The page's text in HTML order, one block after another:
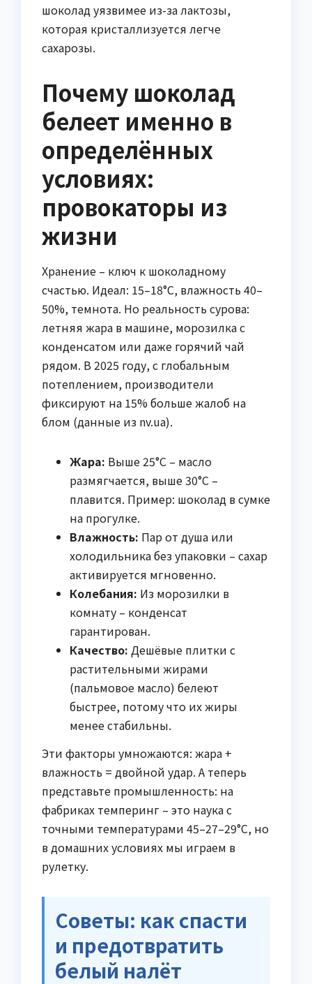
шоколад уязвимее из-за лактозы,
которая кристаллизуется легче
сахарозы.
Почему шоколад
белеет именно в
определённых
условиях:
провокаторы из
жизни
Хранение – ключ к шоколадному
счастью. Идеал: 15–18°C, влажность 40–
50%, темнота. Но реальность сурова:
летняя жара в машине, морозилка с
конденсатом или даже горячий чай
рядом. В 2025 году, с глобальным
потеплением, производители
фиксируют на 15% больше жалоб на
блом (данные из nv.ua).
Жара: Выше 25°C – масло
размягчается, выше 30°C –
плавится. Пример: шоколад в сумке
на прогулке.
Влажность: Пар от душа или
холодильника без упаковки – сахар
активируется мгновенно.
Колебания: Из морозилки в
комнату – конденсат
гарантирован.
Качество: Дешёвые плитки с
растительными жирами
(пальмовое масло) белеют
быстрее, потому что их жиры
менее стабильны.
Эти факторы умножаются: жара +
влажность = двойной удар. А теперь
представьте промышленность: на
фабриках темперинг – это наука с
точными температурами 45–27–29°C, но
в домашних условиях мы играем в
рулетку.
Советы: как спасти
и предотвратить
белый налёт